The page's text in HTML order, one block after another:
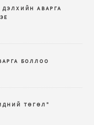
АВАРГА
БОЛЛОО
ТӨГӨЛ"